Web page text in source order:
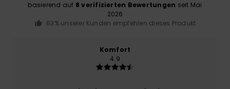
basierend auf 8 verifizierten Bewertungen seit Mai
2026
63% unserer Kunden empfehlen dieses Produkt
Komfort
4.9